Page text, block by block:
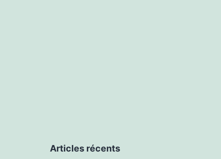
Articles récents